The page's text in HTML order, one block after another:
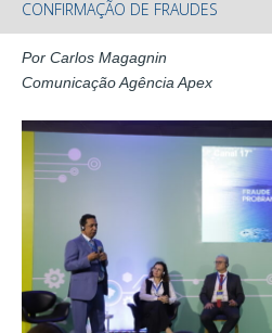
CONFIRMAÇÃO DE FRAUDES
Por Carlos Magagnin
Comunicação Agência Apex